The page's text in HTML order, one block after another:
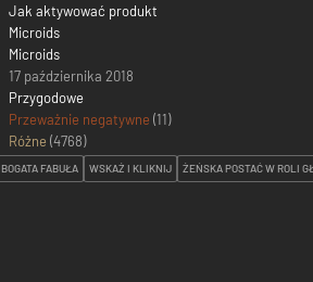
Jak aktywować produkt
Microids
Microids
17 października 2018
Przygodowe
Przeważnie negatywne (11)
Różne (4768)
BOGATA FABUŁA WSKAŻ I KLIKNIJ ŻEŃSKA POSTAĆ W ROLI